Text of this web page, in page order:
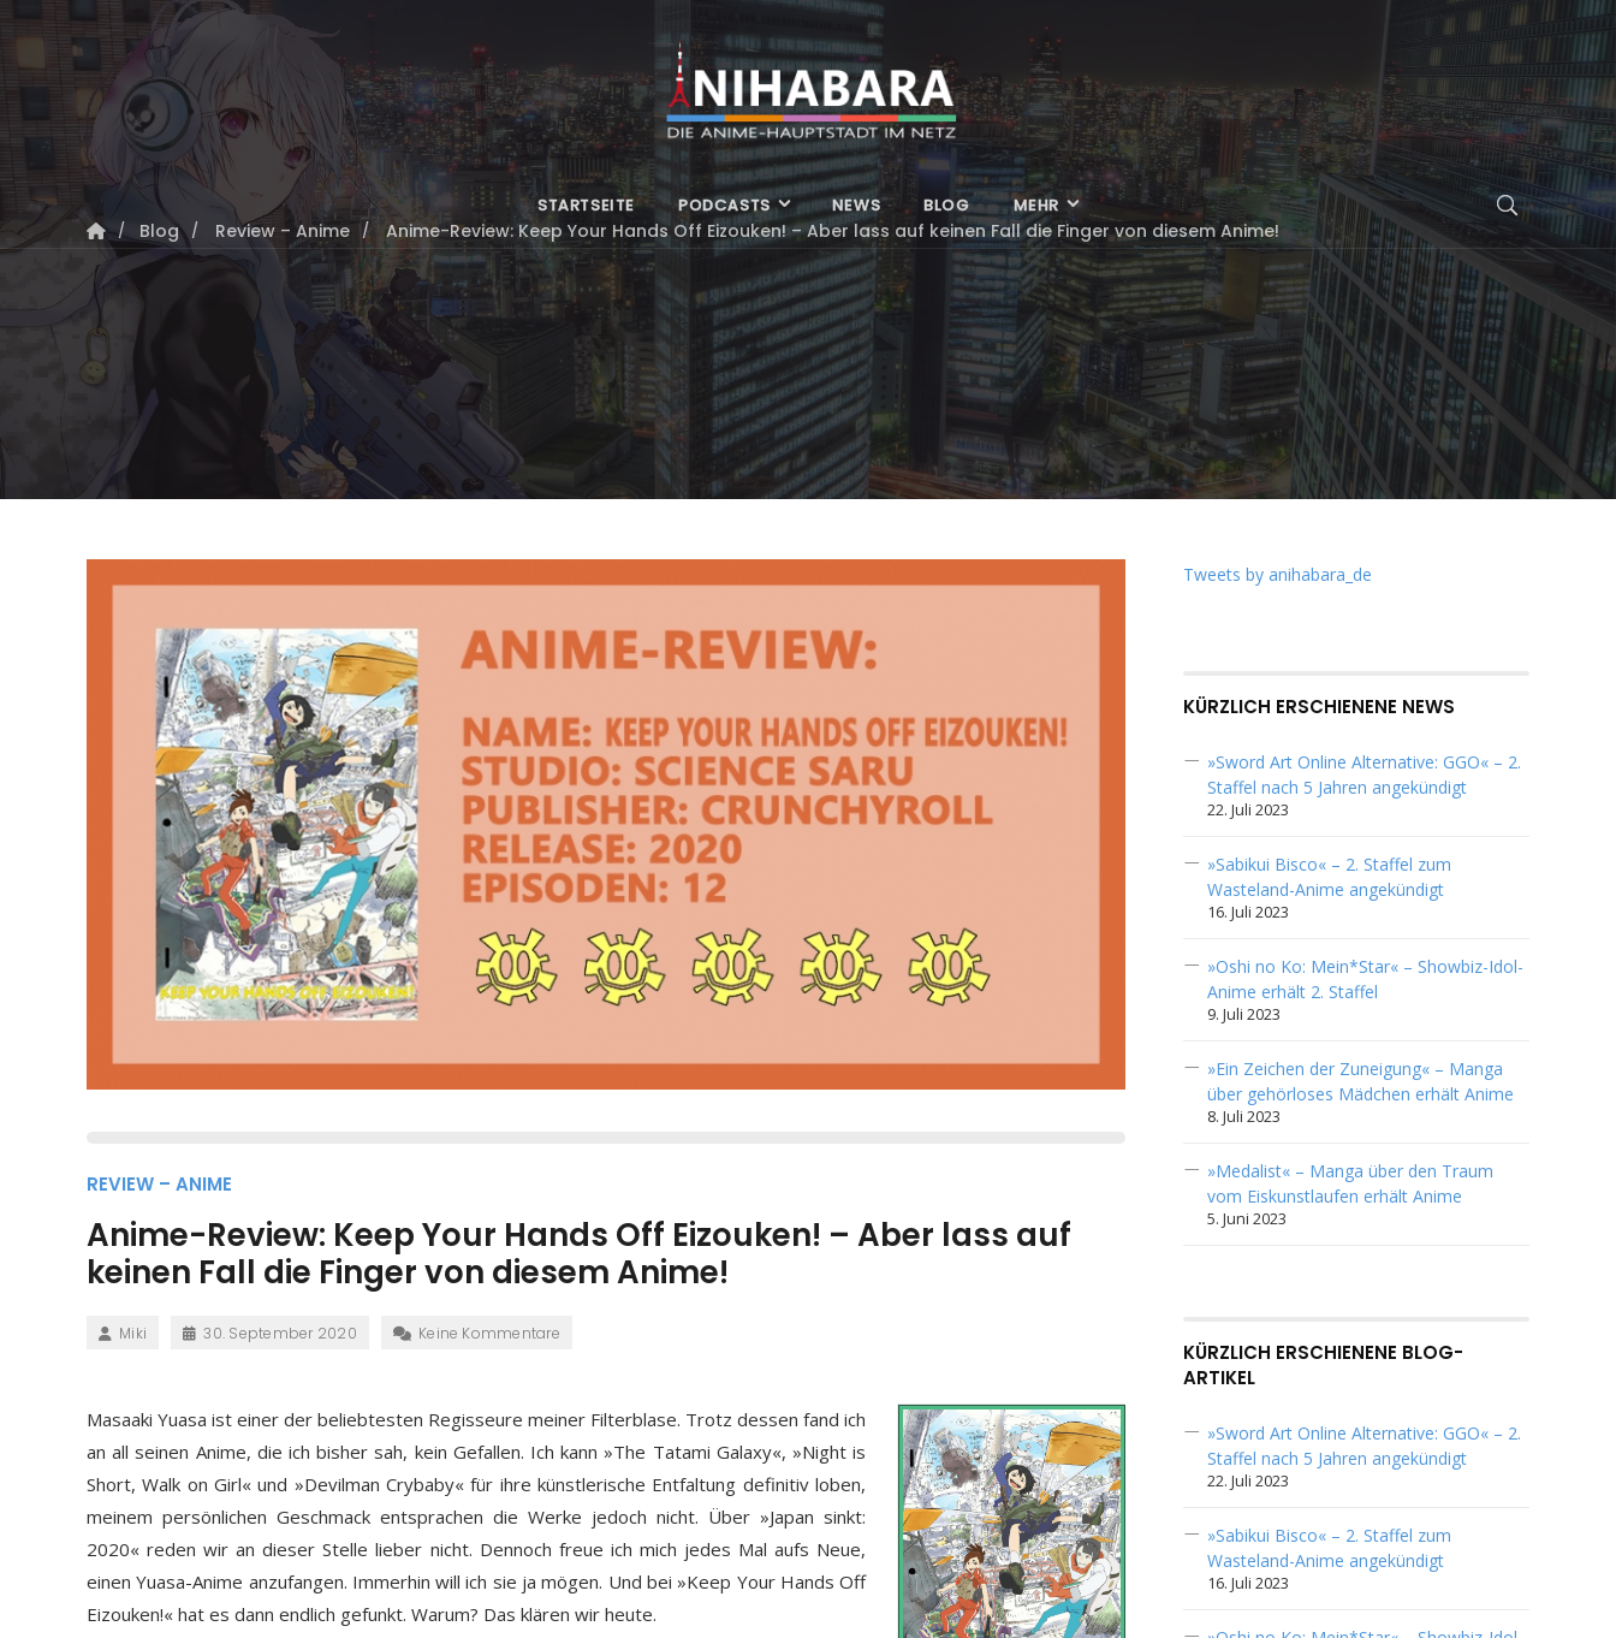
STARTSEITE PODCASTS NEWS BLOG MEHR
Blog Review – Anime Anime-Review: Keep Your Hands Off Eizouken! – Aber lass auf keinen Fall die Finger von diesem Anime!
REVIEW – ANIME
Anime-Review: Keep Your Hands Off Eizouken! – Aber lass auf
keinen Fall die Finger von diesem Anime!
Miki 30. September 2020 Keine Kommentare
Masaaki Yuasa ist einer der beliebtesten Regisseure meiner Filterblase. Trotz dessen fand ich
an all seinen Anime, die ich bisher sah, kein Gefallen. Ich kann »The Tatami Galaxy«, »Night is
Short, Walk on Girl« und »Devilman Crybaby« für ihre künstlerische Entfaltung definitiv loben,
meinem persönlichen Geschmack entsprachen die Werke jedoch nicht. Über »Japan sinkt:
2020« reden wir an dieser Stelle lieber nicht. Dennoch freue ich mich jedes Mal aufs Neue,
einen Yuasa-Anime anzufangen. Immerhin will ich sie ja mögen. Und bei »Keep Your Hands Off
Eizouken!« hat es dann endlich gefunkt. Warum? Das klären wir heute.
Tweets by anihabara_de
KÜRZLICH ERSCHIENENE NEWS
»Sword Art Online Alternative: GGO« – 2.
Staffel nach 5 Jahren angekündigt
22. Juli 2023
»Sabikui Bisco« – 2. Staffel zum
Wasteland-Anime angekündigt
16. Juli 2023
»Oshi no Ko: Mein*Star« – Showbiz-Idol-
Anime erhält 2. Staffel
9. Juli 2023
»Ein Zeichen der Zuneigung« – Manga
über gehörloses Mädchen erhält Anime
8. Juli 2023
»Medalist« – Manga über den Traum
vom Eiskunstlaufen erhält Anime
5. Juni 2023
KÜRZLICH ERSCHIENENE BLOG-
ARTIKEL
»Sword Art Online Alternative: GGO« – 2.
Staffel nach 5 Jahren angekündigt
22. Juli 2023
»Sabikui Bisco« – 2. Staffel zum
Wasteland-Anime angekündigt
16. Juli 2023